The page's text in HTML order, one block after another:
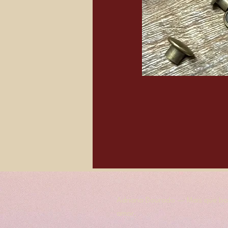
Adriana Dourado — Mais que
amor.